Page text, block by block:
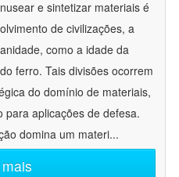
e sintetizar materiais é
de civilizações, a
como a idade da
ferro. Tais divisões ocorrem
do domínio de materiais,
aplicações de defesa.
domina um materi...